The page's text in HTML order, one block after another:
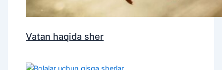
Vatan haqida sher